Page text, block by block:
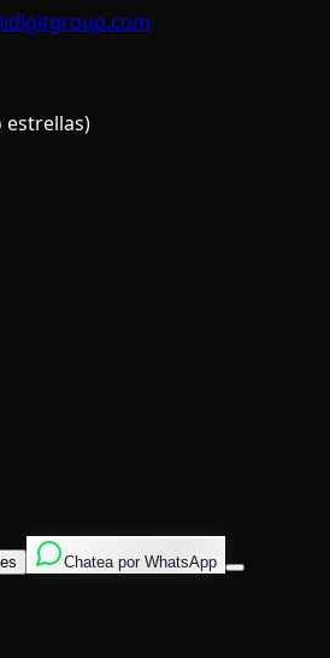
estrellas)
Chatea por WhatsApp